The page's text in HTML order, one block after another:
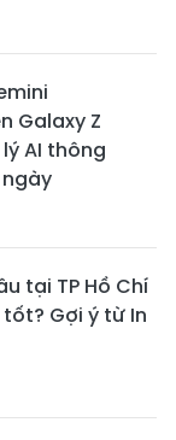
Galaxy Z
AI thông
tại TP Hồ Chí
Gợi ý từ In